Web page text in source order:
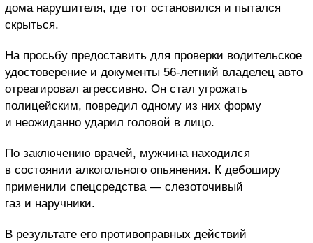
дома нарушителя, где тот остановился и пытался
скрыться.
На просьбу предоставить для проверки водительское
удостоверение и документы 56-летний владелец авто
отреагировал агрессивно. Он стал угрожать
полицейским, повредил одному из них форму
и неожиданно ударил головой в лицо.
По заключению врачей, мужчина находился
в состоянии алкогольного опьянения. К дебоширу
применили спецсредства — слезоточивый
газ и наручники.
В результате его противоправных действий